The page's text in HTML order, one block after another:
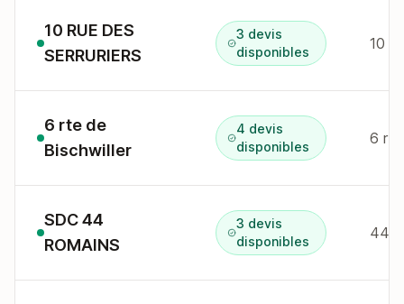
10 RUE DES
SERRURIERS
3 devis
disponibles
10 r
6 rte de
Bischwiller
4 devis
disponibles
6 rte
SDC 44
ROMAINS
3 devis
disponibles
44